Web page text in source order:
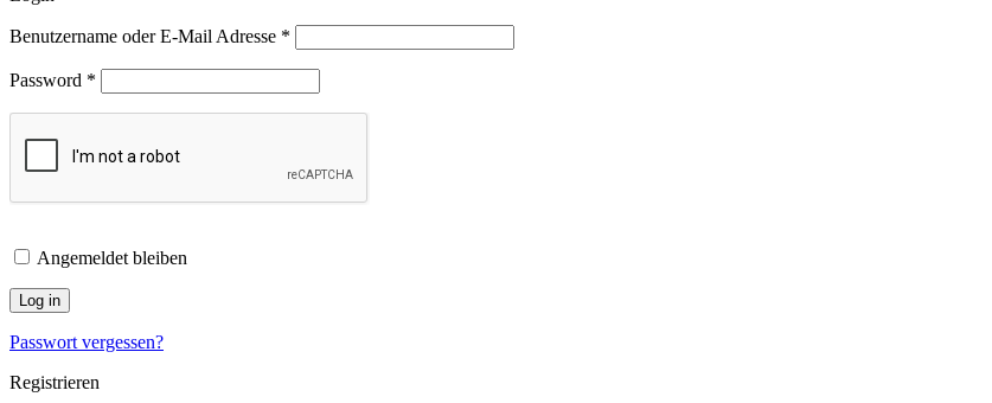
Benutzername oder E-Mail Adresse *
Password *
Angemeldet bleiben
Log in
Passwort vergessen?
Registrieren